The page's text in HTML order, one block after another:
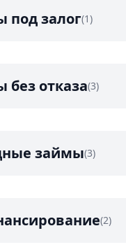
под залог(1)
без отказа(3)
займы(3)
(2)